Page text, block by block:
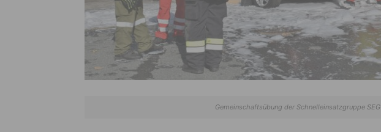
Gemeinschaftsübung der Schnelleinsatzgruppe SEG